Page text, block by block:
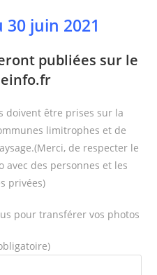
30 juin 2021
publiées sur le
doivent être prises sur la
limitrophes et de
(Merci, de respecter le
avec des personnes et les
privées)
pour transférer vos photos